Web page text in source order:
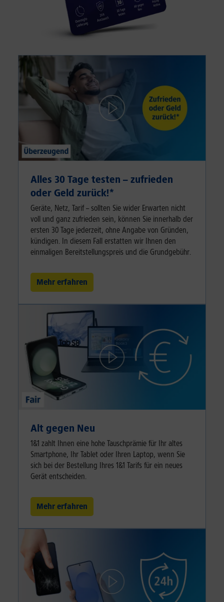
Alles 30 Tage testen – zufrieden
oder Geld zurück!⁠*
Geräte, Netz, Tarif – sollten Sie wider Erwarten nicht
voll und ganz zufrieden sein, können Sie innerhalb der
ersten 30 Tage jederzeit, ohne Angabe von Gründen,
kündigen. In diesem Fall erstatten wir Ihnen den
einmaligen Bereitstellungspreis und die Grundgebühr.
Mehr erfahren
Alt gegen Neu
1&1 zahlt Ihnen eine hohe Tauschprämie für Ihr altes
Smartphone, Ihr Tablet oder Ihren Laptop, wenn Sie
sich bei der Bestellung Ihres 1&1 Tarifs für ein neues
Gerät entscheiden.
Mehr erfahren